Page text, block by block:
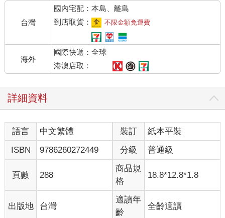
台灣
國內宅配：本島、離島
到店取貨：
不限金額免運費
海外
國際快遞：全球
港澳店取：
詳細資料
語言 中文繁體 裝訂
紙本平裝
ISBN
9786260272449 分級 普通級
頁數 288
商品規
格
18.8*12.8*1.8
出版地 台灣
適讀年
齡
全齡適讀